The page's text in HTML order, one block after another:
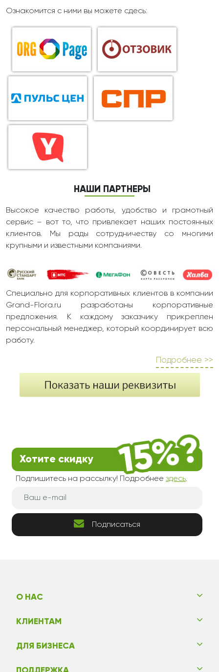
Ознакомится с ними вы можете сдесь:
НАШИ ПАРТНЕРЫ
Высокое качество работы, удобство и грамотный
сервис – вот то, что привлекает наших постоянных
клиентов. Мы рады сотрудничеству со многими
крупными и известными компаниями.
Специально для корпоративных клиентов в компании
Grand-Flora.ru разработаны корпоративные
предложения. К каждому заказчику прикреплен
персональный менеджер, который координирует всю
работу.
Подробнее >>
Хотите скидку
Подпишитесь на рассылку! Подробнее здесь.
Подписаться
О НАС
КЛИЕНТАМ
ДЛЯ БИЗНЕСА